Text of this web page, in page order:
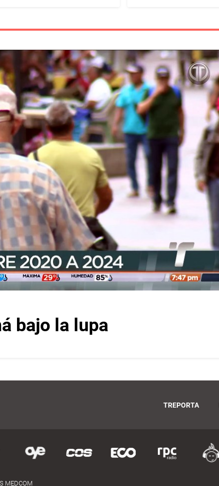
bajo la lupa
TREPORTA
MEDCOM